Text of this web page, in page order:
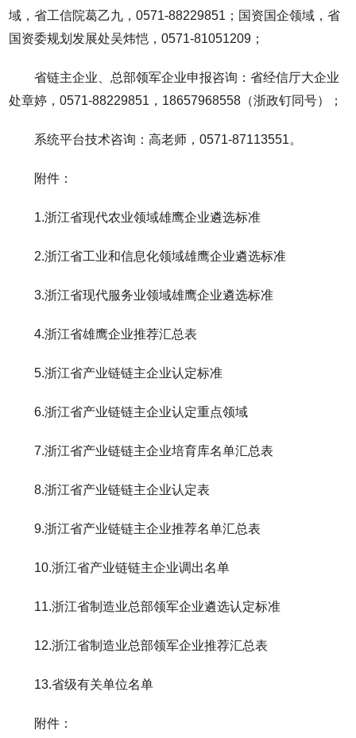
域，省工信院葛乙九，0571-88229851；国资国企领域，省
国资委规划发展处吴炜恺，0571-81051209；
省链主企业、总部领军企业申报咨询：省经信厅大企业
处章婷，0571-88229851，18657968558（浙政钉同号）；
系统平台技术咨询：高老师，0571-87113551。
附件：
1.浙江省现代农业领域雄鹰企业遴选标准
2.浙江省工业和信息化领域雄鹰企业遴选标准
3.浙江省现代服务业领域雄鹰企业遴选标准
4.浙江省雄鹰企业推荐汇总表
5.浙江省产业链链主企业认定标准
6.浙江省产业链链主企业认定重点领域
7.浙江省产业链链主企业培育库名单汇总表
8.浙江省产业链链主企业认定表
9.浙江省产业链链主企业推荐名单汇总表
10.浙江省产业链链主企业调出名单
11.浙江省制造业总部领军企业遴选认定标准
12.浙江省制造业总部领军企业推荐汇总表
13.省级有关单位名单
附件：